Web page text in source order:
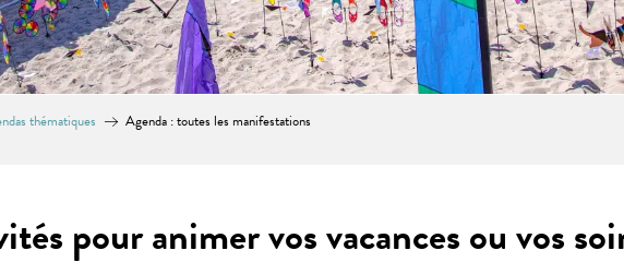
thématiques Agenda : toutes les manifestations
pour animer vos vacances ou vos